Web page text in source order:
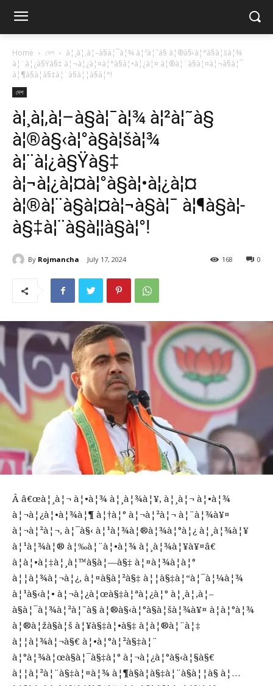
Home দেশ
à¦¸à¦‚à¦–à§à¦¯à¦¾ à¦²à¦˜à§ à¦®à§‹à¦°à§à¦šà¦¾
à¦¨à¦¿à§Ÿà§‡ à¦¬à¦¿à¦¤à¦°à§à¦•à¦¿à¦¤ à¦®à¦¨à§à¦¤à¦¬à§à¦¯
à¦¶à§à¦­à§‡à¦¨à§à¦¦à§à¦°!
দেশ
à¦¸à¦‚à¦–à§à¦¯à¦¾ à¦²à¦˜à§
à¦®à§‹à¦°à§à¦šà¦¾
à¦¨à¦¿à§Ÿà§‡
à¦¬à¦¿à¦¤à¦°à§à¦•à¦¿à¦¤
à¦®à¦¨à§à¦¤à¦¬à§à¦¯ à¦¶à§à¦­
à§‡à¦¨à§à¦¦à§à¦°!
By Rojmancha July 17, 2024 0
168
Â â€œà¦¸à¦¬ à¦•à¦¾ à¦¸à¦¾à¦¥, à¦¸à¦¬ à¦•à¦¾
à¦¬à¦¿à¦•à¦¾à¦¶ à¦†à¦° à¦¬à¦²à¦¬ à¦¨à¦¾à¥¤
à¦¬à¦²à¦¬, à¦¯à§‹ à¦¹à¦¾à¦®à¦¾à¦°à¦¿ à¦¸à¦¾à¦¥
à¦¹à¦¾à¦® à¦‰à¦¨à¦•à¦¾ à¦¸à¦¾à¦¥à¥¤â€
à¦à¦•à¦‡à¦¸à¦™à§à¦—à§‡ à¦¤à¦¾à¦à¦°
à¦¦à¦¾à¦¬à¦¿, à¦¤à§à¦²à§‡ à¦¦à§‡à¦“à¦¯à¦¼à¦¾
à¦¹à§‹à¦• à¦¬à¦¿à¦œà§‡à¦ªà¦¿à¦° à¦¸à¦‚à¦–
à§à¦¯à¦¾à¦²à¦˜à§ à¦®à§‹à¦°à§à¦šà¦¾à¥¤ à¦­à¦°à¦¾
à¦®à¦žà§à¦š à¦¥à§‡à¦•à§‡ à¦à¦®à¦¨à¦‡
à¦¦à¦¾à¦¬à§€ à¦•à¦°à¦²à§‡à¦¨
à¦°à¦¾à¦œà§à¦¯à§‡à¦° à¦¬à¦¿à¦°à§‹à¦§à§€
à¦¦à¦²à¦¨à§‡à¦¤à¦¾ à¦¶à§à¦­à§‡à¦¨à§à¦¦à§ à¦…